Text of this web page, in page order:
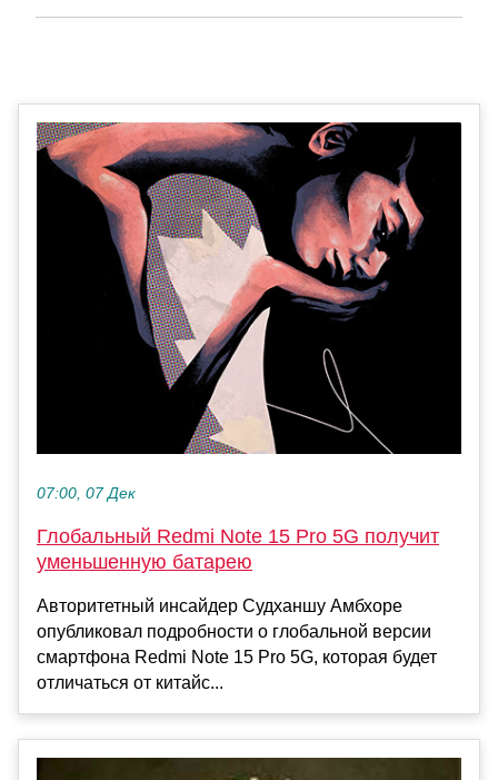
07:00, 07 Дек
Глобальный Redmi Note 15 Pro 5G получит
уменьшенную батарею
Авторитетный инсайдер Судханшу Амбхоре
опубликовал подробности о глобальной версии
смартфона Redmi Note 15 Pro 5G, которая будет
отличаться от китайс...